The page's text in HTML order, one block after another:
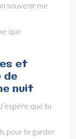
souvenir me
que
et
de
nuit
que tu
pour te garder